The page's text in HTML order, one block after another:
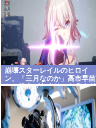
崩壊スターレイルのヒロイ
ン、「三月なのか」高市早苗
との接点があまりにも多すぎ
る。もしかして早苗がモデ
ル？